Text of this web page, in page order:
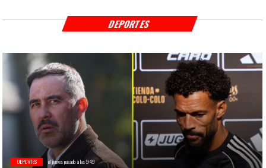
DEPORTES el jueves pasado a las 9:49
DEPORTES